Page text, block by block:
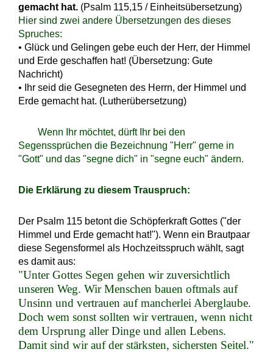
gemacht hat.(Psalm 115,15 / Einheitsübersetzung)
Hier sind zwei andere Übersetzungen des dieses
Spruches:
• Glück und Gelingen gebe euch der Herr, der Himmel
und Erde geschaffen hat! (Übersetzung: Gute
Nachricht)
• Ihr seid die Gesegneten des Herrn, der Himmel und
Erde gemacht hat. (Lutherübersetzung)
Wenn Ihr möchtet, dürft Ihr bei den
Segenssprüchen die Bezeichnung "Herr" gerne in
"Gott" und das "segne dich" in "segne euch" ändern.
Die Erklärung zu diesem Trauspruch:
Der Psalm 115 betont die Schöpferkraft Gottes ("der
Himmel und Erde gemacht hat!"). Wenn ein Brautpaar
diese Segensformel als Hochzeitsspruch wählt, sagt
es damit aus:
"Unter Gottes Segen gehen wir zuversichtlich
unseren Weg. Wir Menschen bauen oftmals auf
Unsinn und vertrauen auf mancherlei Aberglaube.
Doch wem sonst sollten wir vertrauen, wenn nicht
dem Ursprung aller Dinge und allen Lebens.
Damit sind wir auf der stärksten, sichersten Seitel."